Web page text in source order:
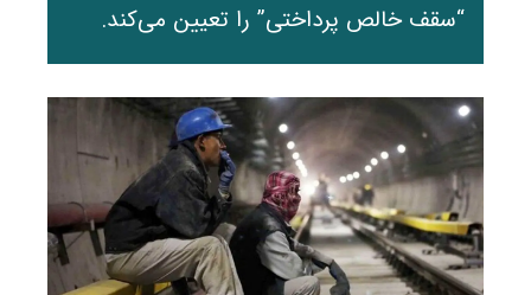
“سقف خالص پرداختی” را تعیین می‌کند.